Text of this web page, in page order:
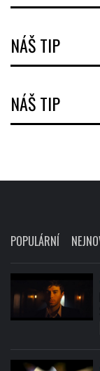
NÁŠ TIP
NÁŠ TIP
POPULÁRNÍ